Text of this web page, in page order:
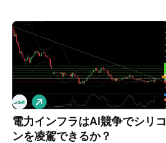
電力インフラはAI競争でシリコ
ンを凌駕できるか？
ロ
ン
グ